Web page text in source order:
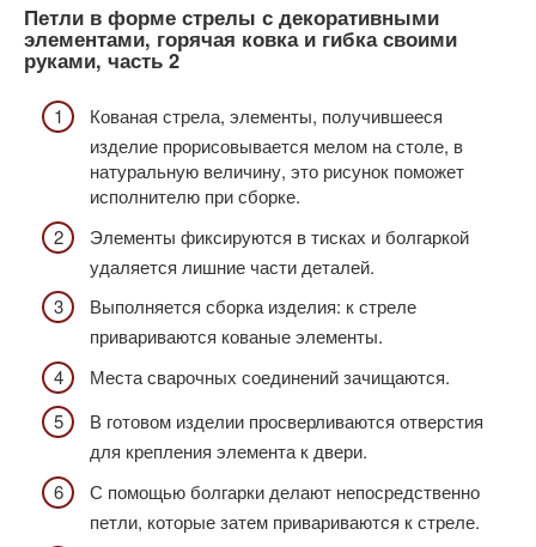
Петли в форме стрелы с декоративными
элементами, горячая ковка и гибка своими
руками, часть 2
Кованая стрела, элементы, получившееся
изделие прорисовывается мелом на столе, в
натуральную величину, это рисунок поможет
исполнителю при сборке.
Элементы фиксируются в тисках и болгаркой
удаляется лишние части деталей.
Выполняется сборка изделия: к стреле
привариваются кованые элементы.
Места сварочных соединений зачищаются.
В готовом изделии просверливаются отверстия
для крепления элемента к двери.
С помощью болгарки делают непосредственно
петли, которые затем привариваются к стреле.